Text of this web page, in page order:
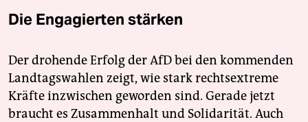
Die Engagierten stärken
Der drohende Erfolg der AfD bei den kommenden
Landtagswahlen zeigt, wie stark rechtsextreme
Kräfte inzwischen geworden sind. Gerade jetzt
braucht es Zusammenhalt und Solidarität. Auch